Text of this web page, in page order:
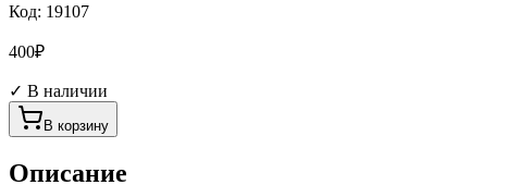
Код: 19107
400₽
✓ В наличии
В корзину
Описание